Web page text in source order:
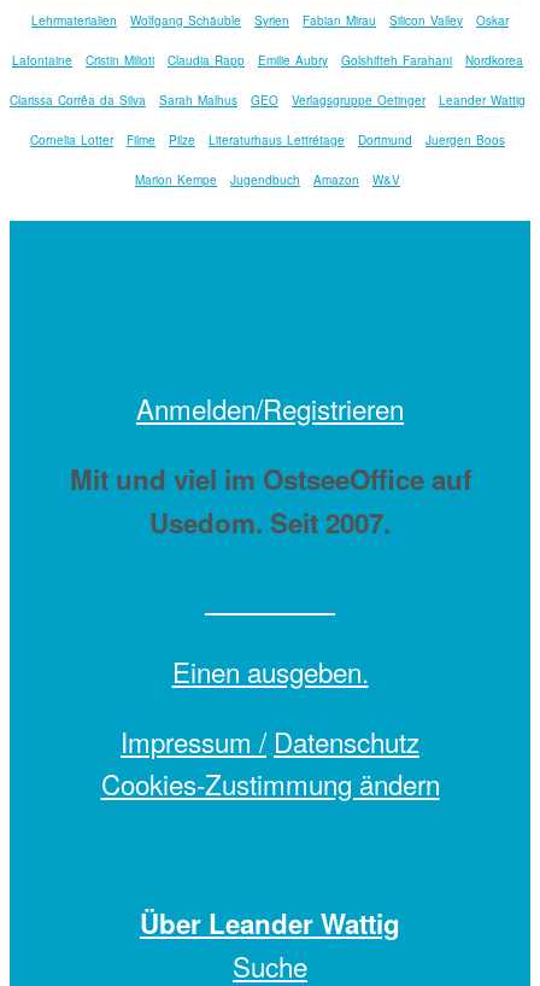
Lehrmaterialien Wolfgang Schäuble Syrien Fabian Mirau Silicon Valley Oskar
Lafontaine Cristin Milioti Claudia Rapp Emilie Aubry Golshifteh Farahani Nordkorea
Clarissa Corrêa da Silva Sarah Malhus GEO Verlagsgruppe Oetinger Leander Wattig
Cornelia Lotter Filme Pilze Literaturhaus Lettrétage Dortmund Juergen Boos
Marion Kempe Jugendbuch Amazon W&V
Anmelden/Registrieren
Mit und viel im OstseeOffice auf
Usedom. Seit 2007.
Einen ausgeben.
Impressum / Datenschutz
Cookies-Zustimmung ändern
Über Leander Wattig
Suche